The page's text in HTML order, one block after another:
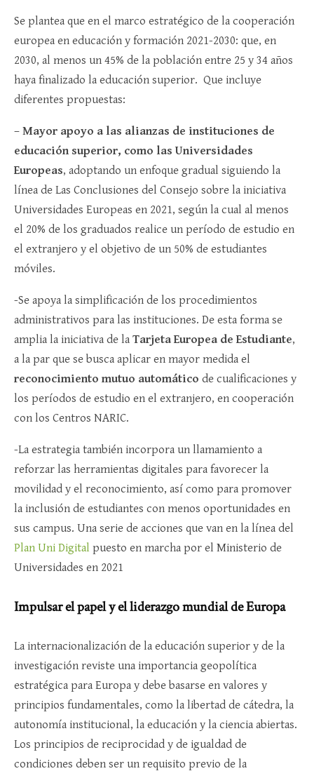
Se plantea que en el marco estratégico de la cooperación
europea en educación y formación 2021-2030: que, en
2030, al menos un 45% de la población entre 25 y 34 años
haya finalizado la educación superior. Que incluye
diferentes propuestas:
– Mayor apoyo a las alianzas de instituciones de
educación superior, como las Universidades
Europeas, adoptando un enfoque gradual siguiendo la
línea de Las Conclusiones del Consejo sobre la iniciativa
Universidades Europeas en 2021, según la cual al menos
el 20% de los graduados realice un período de estudio en
el extranjero y el objetivo de un 50% de estudiantes
móviles.
-Se apoya la simplificación de los procedimientos
administrativos para las instituciones. De esta forma se
amplia la iniciativa de la Tarjeta Europea de Estudiante,
a la par que se busca aplicar en mayor medida el
reconocimiento mutuo automático de cualificaciones y
los períodos de estudio en el extranjero, en cooperación
con los Centros NARIC.
-La estrategia también incorpora un llamamiento a
reforzar las herramientas digitales para favorecer la
movilidad y el reconocimiento, así como para promover
la inclusión de estudiantes con menos oportunidades en
sus campus. Una serie de acciones que van en la línea del
Plan Uni Digital puesto en marcha por el Ministerio de
Universidades en 2021
Impulsar el papel y el liderazgo mundial de Europa
La internacionalización de la educación superior y de la
investigación reviste una importancia geopolítica
estratégica para Europa y debe basarse en valores y
principios fundamentales, como la libertad de cátedra, la
autonomía institucional, la educación y la ciencia abiertas.
Los principios de reciprocidad y de igualdad de
condiciones deben ser un requisito previo de la